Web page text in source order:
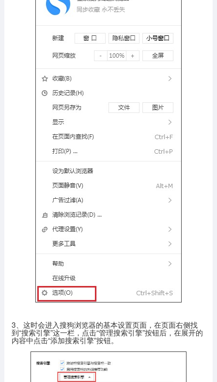
3、这时会进入搜狗浏览器的基本设置页面，在页面右侧找
到“搜索引擎”这一栏，点击“管理搜索引擎”按钮后，在展开的
内容中点击“添加搜索引擎”按钮。